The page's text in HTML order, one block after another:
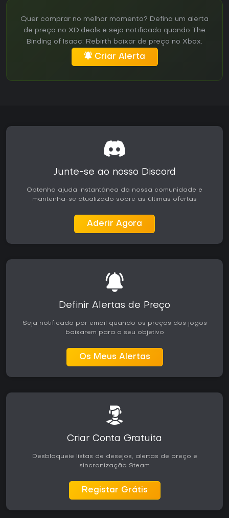
Quer comprar no melhor momento? Defina um alerta
de preço no XD.deals e seja notificado quando The
Binding of Isaac: Rebirth baixar de preço no Xbox.
Criar Alerta
Junte-se ao nosso Discord
Obtenha ajuda instantânea da nossa comunidade e
mantenha-se atualizado sobre as últimas ofertas
Aderir Agora
Definir Alertas de Preço
Seja notificado por email quando os preços dos jogos
baixarem para o seu objetivo
Os Meus Alertas
Criar Conta Gratuita
Desbloqueie listas de desejos, alertas de preço e
sincronização Steam
Registar Grátis